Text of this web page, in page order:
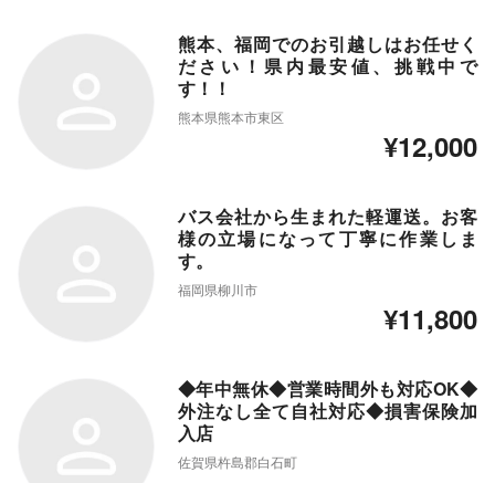
熊本、福岡でのお引越しはお任せく
ださい！県内最安値、挑戦中で
す！！
熊本県熊本市東区
¥12,000
バス会社から生まれた軽運送。お客
様の立場になって丁寧に作業しま
す。
福岡県柳川市
¥11,800
◆年中無休◆営業時間外も対応OK◆
外注なし全て自社対応◆損害保険加
入店
佐賀県杵島郡白石町